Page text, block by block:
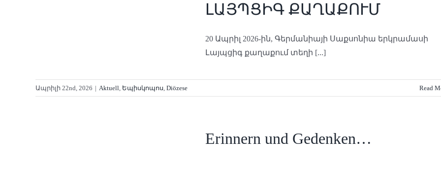
ԼԱՅՊՑԻԳ ՔԱՂԱՔՈՒՄ
20 Ապրիլ 2026-ին, Գերմանիայի Սաքսոնիա երկրամասի
Լայպցիգ քաղաքում տեղի [...]
Ապրիլի 22nd, 2026 | Aktuell, Եպիսկոպոս, Diözese Read
Erinnern und Gedenken…